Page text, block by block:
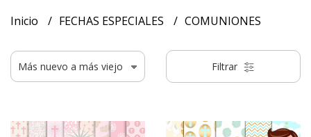
Inicio FECHAS ESPECIALES COMUNIONES
Filtrar